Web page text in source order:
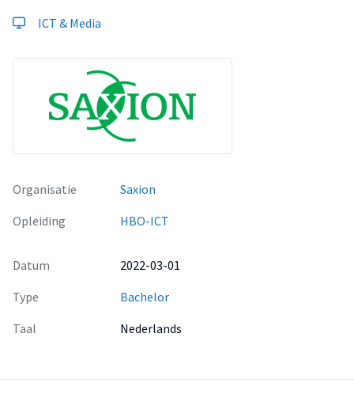
ICT & Media
Organisatie
Saxion
Opleiding
HBO-ICT
Datum
2022-03-01
Type
Bachelor
Taal
Nederlands